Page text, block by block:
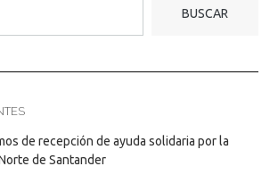
BUSCAR
de recepción de ayuda solidaria por la
de Santander